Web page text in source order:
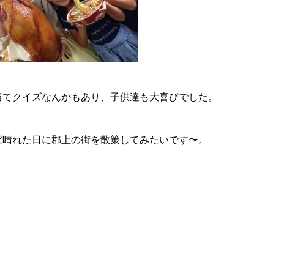
クイズなんかもあり、子供達も大喜びでした。
れた日に郡上の街を散策してみたいです〜。